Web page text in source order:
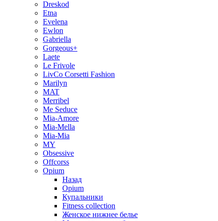
Dreskod
Etna
Evelena
Ewlon
Gabriella
Gorgeous+
Laete
Le Frivole
LivCo Corsetti Fashion
Marilyn
MAT
Merribel
Me Seduce
Mia-Amore
Mia-Mella
Mia-Mia
MY
Obsessive
Offcorss
Opium
Назад
Opium
Купальники
Fitness collection
Женское нижнее белье